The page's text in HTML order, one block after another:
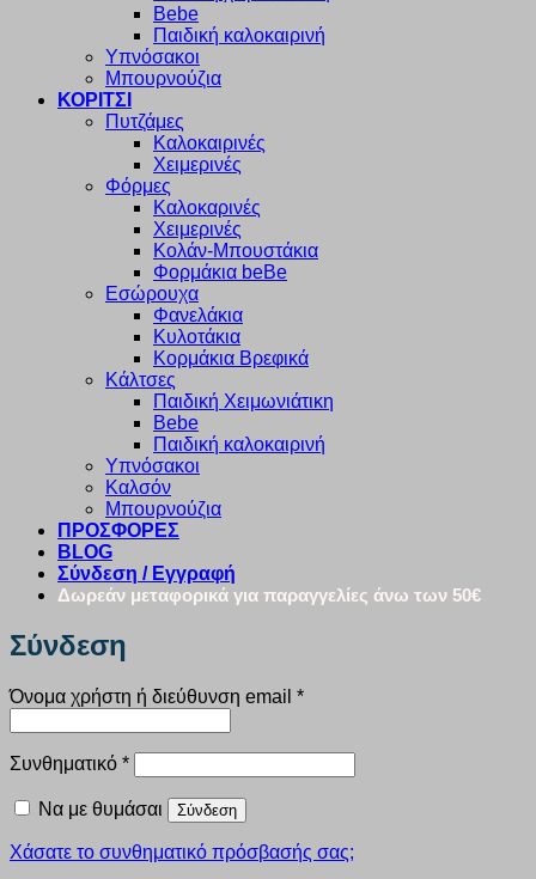
Bebe
Παιδική καλοκαιρινή
Υπνόσακοι
Μπουρνούζια
ΚΟΡΙΤΣΙ
Πυτζάμες
Καλοκαιρινές
Χειμερινές
Φόρμες
Καλοκαρινές
Χειμερινές
Κολάν-Μπουστάκια
Φορμάκια beBe
Εσώρουχα
Φανελάκια
Κυλοτάκια
Κορμάκια Βρεφικά
Κάλτσες
Παιδική Χειμωνιάτικη
Bebe
Παιδική καλοκαιρινή
Υπνόσακοι
Καλσόν
Μπουρνούζια
ΠΡΟΣΦΟΡΕΣ
BLOG
Σύνδεση / Εγγραφή
Δωρεάν μεταφορικά για παραγγελίες άνω των 50€
Σύνδεση
Όνομα χρήστη ή διεύθυνση email *Απαιτείται
Συνθηματικό *Απαιτείται
Να με θυμάσαι Σύνδεση
Χάσατε το συνθηματικό πρόσβασής σας;